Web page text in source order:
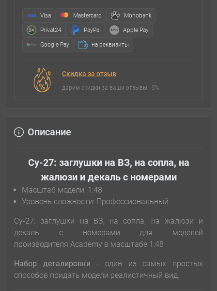
Visa Mastercard Monobank
Privat24 PayPal Apple Pay
Google Pay на реквизиты
Скидка за отзыв
дарим скидки за ваши отзывы - 5%
Описание
Су-27: заглушки на ВЗ, на сопла, на
жалюзи и декаль с номерами
Масштаб модели: 1:48
Уровень сложности: Профессиональный
Су-27: заглушки на ВЗ, на сопла, на жалюзи и
декаль с номерами для моделей
производителя Academy в масштабе 1:48
Набор деталировки - один из самых простых
способов придать модели реалистичный вид.